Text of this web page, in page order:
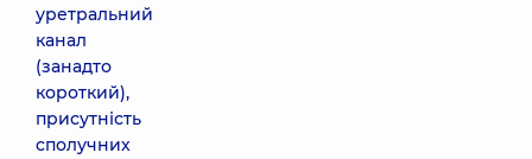
уретральний
канал
(занадто
короткий),
присутність
сполучних